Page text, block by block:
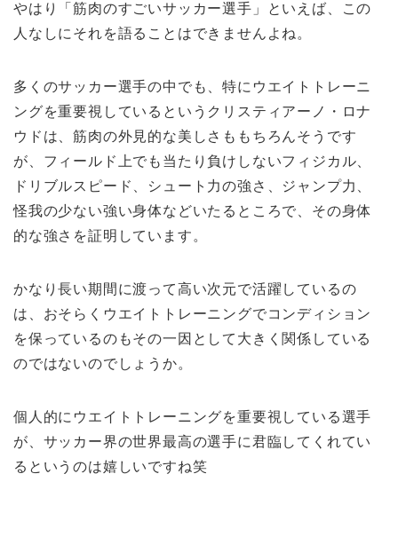
やはり「筋肉のすごいサッカー選手」といえば、この
人なしにそれを語ることはできませんよね。
多くのサッカー選手の中でも、特にウエイトトレーニ
ングを重要視しているというクリスティアーノ・ロナ
ウドは、筋肉の外見的な美しさももちろんそうです
が、フィールド上でも当たり負けしないフィジカル、
ドリブルスピード、シュート力の強さ、ジャンプ力、
怪我の少ない強い身体などいたるところで、その身体
的な強さを証明しています。
かなり長い期間に渡って高い次元で活躍しているの
は、おそらくウエイトトレーニングでコンディション
を保っているのもその一因として大きく関係している
のではないのでしょうか。
個人的にウエイトトレーニングを重要視している選手
が、サッカー界の世界最高の選手に君臨してくれてい
るというのは嬉しいですね笑